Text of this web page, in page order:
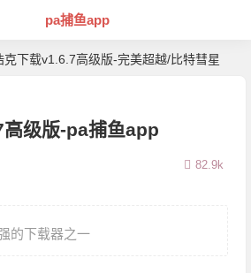
pa捕鱼app
克下载v1.6.7高级版-完美超越/比特彗星
级版-pa捕鱼app
82.9k
的下载器之一